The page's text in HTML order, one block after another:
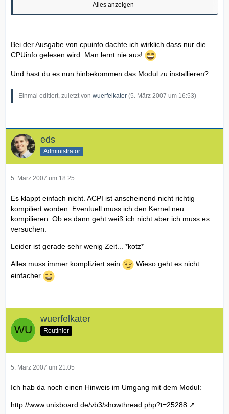
asux ->~ > cat /proc/cpuinfo
cpu family : 6
model : 13
model name : Intel(R) Pentium(R) M processor 2.00GHz
stepping : 6
on_laptops.html
f00f_bug : no
coma_bug : no
fpu : yes
fpu_exception : yes
cpuid level : 2
flags : fpu vme de pse tsc msr mce cx8 apic sep mtrr pge
mca cmov pat clflush dts acpi mmx fxsr sse sse2 ss tm pbe
est tm2
Dieser ausschnitt Stammt von diesem Link:
Alles anzeigen
Bei der Ausgabe von cpuinfo dachte ich wirklich dass nur die
CPUinfo gelesen wird. Man lernt nie aus!
Und hast du es nun hinbekommen das Modul zu installieren?
Einmal editiert, zuletzt von wuerfelkater (5. März 2007 um 16:53)
eds
Administrator
5. März 2007 um 18:25
Es klappt einfach nicht. ACPI ist anscheinend nicht richtig
kompiliert worden. Eventuell muss ich den Kernel neu
kompilieren. Ob es dann geht weiß ich nicht aber ich muss es
versuchen.
Leider ist gerade sehr wenig Zeit... *kotz*
Alles muss immer kompliziert sein
Wieso geht es nicht
einfacher
wuerfelkater
Routinier
5. März 2007 um 21:05
Ich hab da noch einen Hinweis im Umgang mit dem Modul:
http://www.unixboard.de/vb3/showthread.php?t=25288